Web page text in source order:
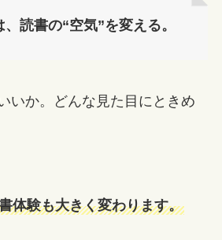
読書の“空気”を変える。
いか。どんな見た目にときめ
体験も大きく変わります。